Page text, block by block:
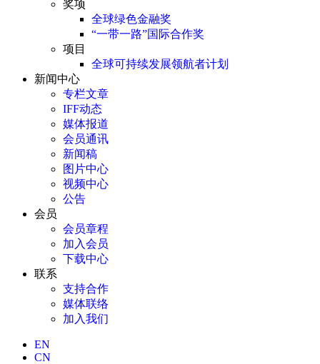
奖项
全球绿色金融奖
“一带一路”国际合作奖
项目
全球可持续发展领航者计划
新闻中心
专栏文章
IFF动态
媒体报道
会员通讯
新闻稿
图片中心
视频中心
公告
会员
会员章程
加入会员
下载中心
联系
支持合作
媒体联络
加入我们
EN
CN